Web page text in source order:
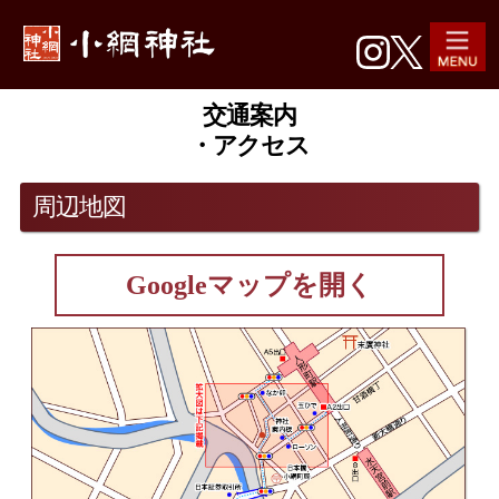
交通案内
・アクセス
周辺地図
Googleマップを開く